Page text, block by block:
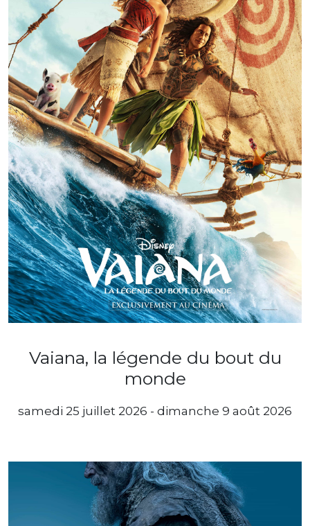
Vaiana, la légende du bout du
monde
samedi 25 juillet 2026 - dimanche 9 août 2026